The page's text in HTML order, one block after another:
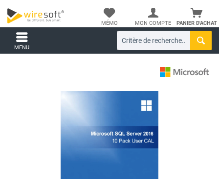
PANIER D'ACHAT
MÉMO MON COMPTE
MENU